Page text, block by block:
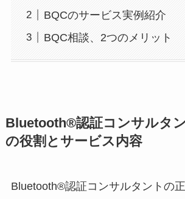
BQCのサービス実例紹介
BQC相談、2つのメリット
Bluetooth®認証コンサルタン
の役割とサービス内容
Bluetooth®認証コンサルタントの